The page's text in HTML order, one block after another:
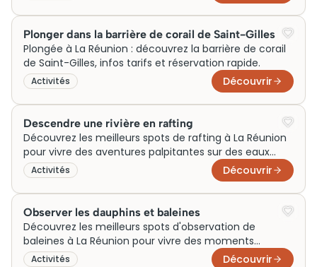
Plonger dans la barrière de corail de Saint-Gilles
Plongée à La Réunion : découvrez la barrière de corail
de Saint-Gilles, infos tarifs et réservation rapide.
Activités Découvrir
Descendre une rivière en rafting
Découvrez les meilleurs spots de rafting à La Réunion
pour vivre des aventures palpitantes sur des eaux
vives spectaculaires!
Activités Découvrir
Observer les dauphins et baleines
Découvrez les meilleurs spots d'observation de
baleines à La Réunion pour vivre des moments
inoubliables au plus près de ces géants des mers.
Activités Découvrir